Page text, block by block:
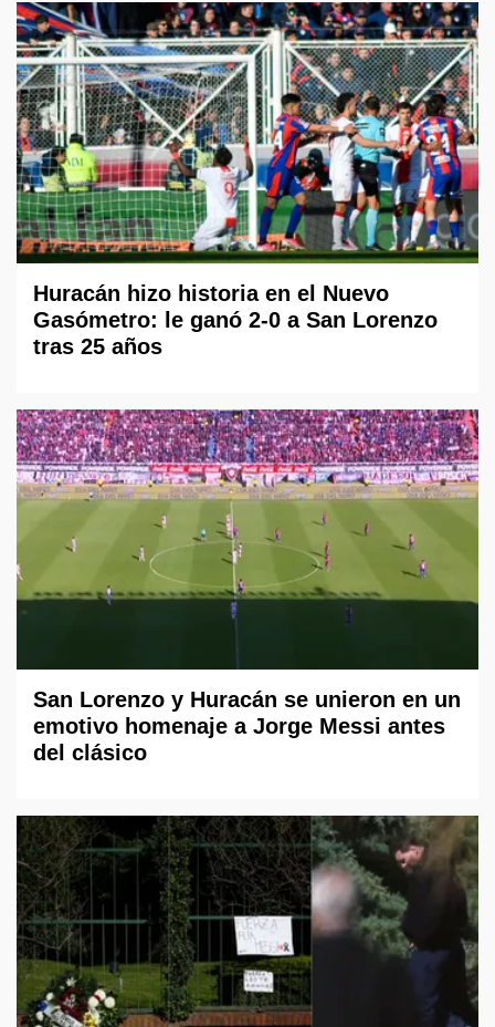
Huracán hizo historia en el Nuevo
Gasómetro: le ganó 2-0 a San Lorenzo
tras 25 años
San Lorenzo y Huracán se unieron en un
emotivo homenaje a Jorge Messi antes
del clásico